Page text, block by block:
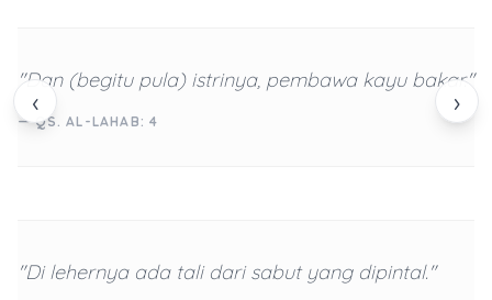
‹ ›
"Dan (begitu pula) istrinya, pembawa kayu bakar."
— QS. AL-LAHAB: 4
"Di lehernya ada tali dari sabut yang dipintal."